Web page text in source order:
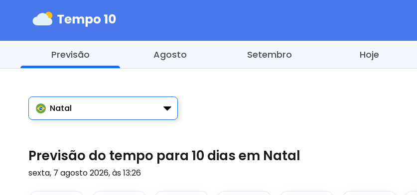
Previsão Agosto Setembro Hoje
Natal
Previsão do tempo para 10 dias em Natal
sexta, 7 agosto 2026, às 13:26